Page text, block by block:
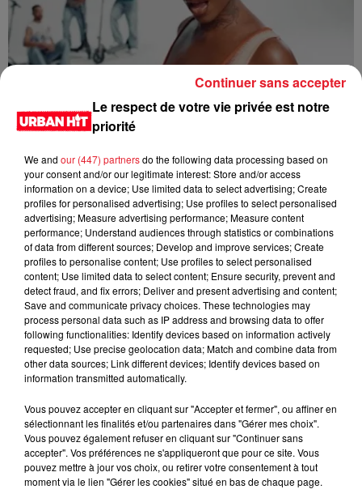
Tyla - Bliss
Le respect de votre vie privée est notre
priorité
We and our (447) partnersdo the following data processing based on
your consent and/or our legitimate interest: Store and/or access
information on a device; Use limited data to select advertising; Create
profiles for personalised advertising; Use profiles to select personalised
advertising; Measure advertising performance; Measure content
performance; Understand audiences through statistics or combinations
of data from different sources; Develop and improve services; Create
profiles to personalise content; Use profiles to select personalised
content; Use limited data to select content; Ensure security, prevent and
detect fraud, and fix errors; Deliver and present advertising and content;
Save and communicate privacy choices. These technologies may
process personal data such as IP address and browsing data to offer
following functionalities: Identify devices based on information actively
requested; Use precise geolocation data; Match and combine data from
other data sources; Link different devices; Identify devices based on
information transmitted automatically.
Vous pouvez accepter en cliquant sur "Accepter et fermer", ou affiner en
sélectionnant les finalités et/ou partenaires dans "Gérer mes choix".
Vous pouvez également refuser en cliquant sur "Continuer sans
accepter". Vos préférences ne s'appliqueront que pour ce site. Vous
pouvez mettre à jour vos choix, ou retirer votre consentement à tout
moment via le lien "Gérer les cookies" situé en bas de chaque page.
Continuer sans accepter